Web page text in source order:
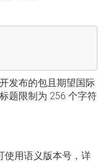
发布的包且期望国际
题限制为 256 个字符
使用语义版本号，详